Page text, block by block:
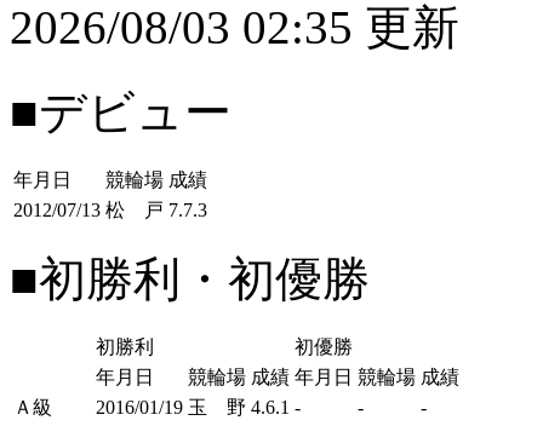
2026/08/03 02:35 更新
■デビュー
年月日 競輪場 成績
2012/07/13 松 戸 7.7.3
■初勝利・初優勝
初勝利
初優勝
年月日
競輪場 成績 年月日 競輪場 成績
Ａ級
2016/01/19 玉 野 4.6.1 - -
-